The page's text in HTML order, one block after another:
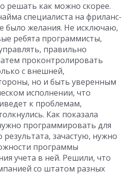
решать как можно скорее.
специалиста на фриланс-
было желания. Не исключаю,
ребята программисты,
правильно
проконтролировать
с внешней,
но и быть уверенным
исполнении, что
к проблемам,
Как показала
программировать для
зачастую, нужно
программы
учета в ней. Решили, что
со штатом разных